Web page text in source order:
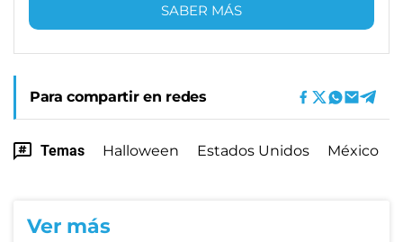
SABER MÁS
Para compartir en redes
Temas Halloween Estados Unidos México
Ver más